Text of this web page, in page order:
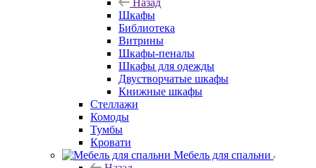
Назад
Шкафы
Библиотека
Витрины
Шкафы-пеналы
Шкафы для одежды
Двустворчатые шкафы
Книжные шкафы
Стеллажи
Комоды
Тумбы
Кровати
Мебель для спальни